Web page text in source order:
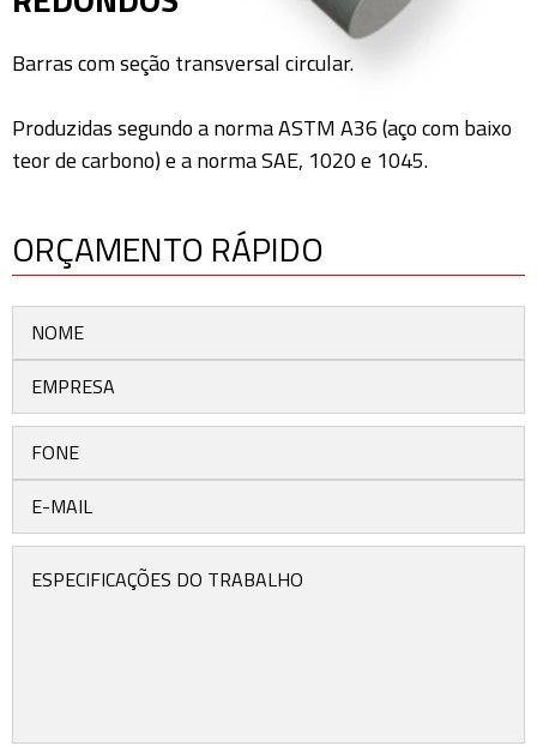
Barras com seção transversal circular.
Produzidas segundo a norma ASTM A36 (aço com baixo
teor de carbono) e a norma SAE, 1020 e 1045.
ORÇAMENTO RÁPIDO